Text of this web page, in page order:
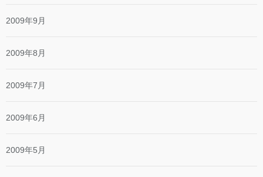
2009年9月
2009年8月
2009年7月
2009年6月
2009年5月